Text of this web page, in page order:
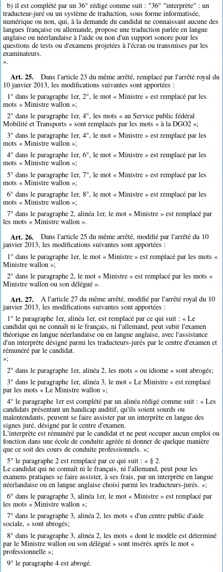
b) il est complété par un 36° rédigé comme suit : "36° "interprète" : un
traducteur-juré ou un système de traduction, sous forme informatisée,
numérique ou non, qui, à la demande du candidat ne connaissant aucune des
langues française ou allemande, propose une traduction parlée en langue
anglaise ou néerlandaise à l'aide ou non d'un support sonore pour les
questions de tests ou d'examens projetées à l'écran ou transmises par les
examinateurs.
».
Art. 25.
Dans l'article 23 du même arrêté, remplacé par l'arrêté royal du
10 janvier 2013, les modifications suivantes sont apportées :
1° dans le paragraphe 1er, 2°, le mot « Ministre » est remplacé par les
mots « Ministre wallon »;
2° dans le paragraphe 1er, 4°, les mots « au Service public fédéral
Mobilité et Transports » sont remplacés par les mots « à la DGO2 »;
3° dans le paragraphe 1er, 4°, le mot « Ministre » est remplacé par les
mots « Ministre wallon »;
4° dans le paragraphe 1er, 6°, le mot « Ministre » est remplacé par les
mots « Ministre wallon »;
5° dans le paragraphe 1er, 7°, le mot « Ministre » est remplacé par les
mots « Ministre wallon »;
6° dans le paragraphe 1er, 8°, le mot « Ministre » est remplacé par les
mots « Ministre wallon »;
7° dans le paragraphe 2, alinéa 1er, le mot « Ministre » est remplacé par
les mots « Ministre wallon ».
Art. 26.
Dans l'article 25 du même arrêté, modifié par l'arrêté du 10
janvier 2013, les modifications suivantes sont apportées :
1° dans le paragraphe 1er, le mot « Ministre » est remplacé par les mots «
Ministre wallon »;
2° dans le paragraphe 2, le mot « Ministre » est remplacé par les mots «
Ministre wallon ou son délégué ».
Art. 27.
A l'article 27 du même arrêté, modifié par l'arrêté royal du 10
janvier 2013, les modifications suivantes sont apportées :
1° le paragraphe 1er, alinéa 1er, est remplacé par ce qui suit : « Le
candidat qui ne connaît ni le français, ni l'allemand, peut subir l'examen
théorique en langue néerlandaise ou en langue anglaise, avec l'assistance
d'un interprète désigné parmi les traducteurs-jurés par le centre d'examen et
rémunéré par le candidat.
»;
2° dans le paragraphe 1er, alinéa 2, les mots « ou idiome » sont abrogés;
3° dans le paragraphe 1er, alinéa 3, le mot « Le Ministre » est remplacé
par les mots « Le Ministre wallon »;
4° le paragraphe 1er est complété par un alinéa rédigé comme suit : « Les
candidats présentant un handicap auditif, qu'ils soient sourds ou
malentendants, peuvent se faire assister par un interprète en langue des
signes juré, désigné par le centre d'examen.
L'interprète est rémunéré par le candidat et ne peut occuper aucun emploi ou
fonction dans une école de conduite agréée ni donner de quelque manière
que ce soit des cours de conduite professionnels. »;
5° le paragraphe 2 est remplacé par ce qui suit : « § 2.
Le candidat qui ne connaît ni le français, ni l'allemand, peut pour les
examens pratiques se faire assister, à ses frais, par un interprète en langue
néerlandaise ou en langue anglaise choisi parmi les traducteurs-jurés. »;
6° dans le paragraphe 3, alinéa 1er, le mot « Ministre » est remplacé par
les mots « Ministre wallon »;
7° dans le paragraphe 3, alinéa 2, les mots « d'un centre public d'aide
sociale, » sont abrogés;
8° dans le paragraphe 3, alinéa 2, les mots « dont le modèle est déterminé
par le Ministre wallon ou son délégué » sont insérés après le mot «
professionnelle »;
9° le paragraphe 4 est abrogé.